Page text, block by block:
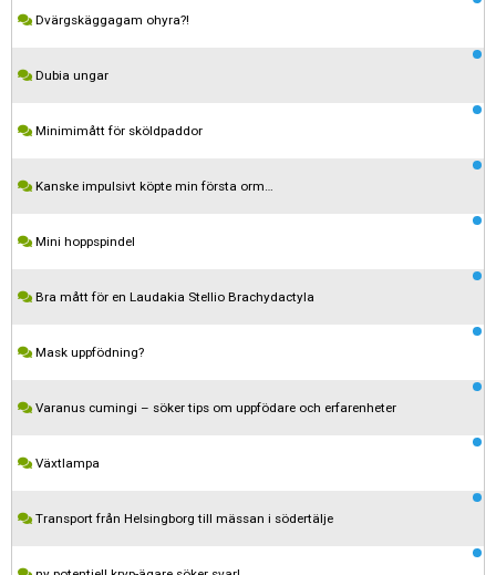
Dvärgskäggagam ohyra?!
Dubia ungar
Minimimått för sköldpaddor
Kanske impulsivt köpte min första orm…
Mini hoppspindel
Bra mått för en Laudakia Stellio Brachydactyla
Mask uppfödning?
Varanus cumingi – söker tips om uppfödare och erfarenheter
Växtlampa
Transport från Helsingborg till mässan i södertälje